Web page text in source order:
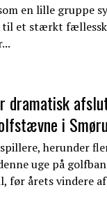
en lille gruppe
til et stærkt
dramatisk
i
herunder
uge på
før årets vindere